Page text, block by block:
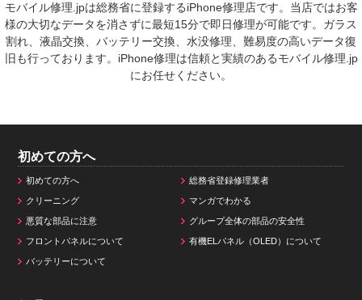
モバイル修理.jpは総務省に登録するiPhone修理店です。当店ではお客
様の大切なデータを消さずに最短15分で即日修理が可能です。ガラス
割れ、液晶交換、バッテリー交換、水没修理、難易度の高いデータ復
旧も行っております。iPhone修理は信頼と実績のあるモバイル修理.jp
にお任せください。
初めての方へ
初めての方へ 総務省登録修理業者
クリーニング マンガでわかる
悪質な部品に注意 グループ全体の部品の安全性
フロントパネルについて 有機ELパネル（OLED）について
バッテリーについて